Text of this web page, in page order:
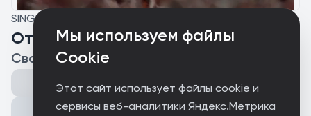
Мы используем файлы
Cookie
Этот сайт использует файлы cookie и
сервисы веб-аналитики Яндекс.Метрика
SINGLE
От юности моей
Свобода Важнее Моды
Поделиться